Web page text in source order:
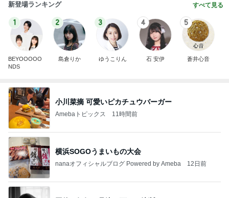
新登場ランキング すべて見る
1
BEYOOOOO
NDS
2
島倉りか
3
ゆうこりん
4
石 安伊
5
蒼井心音
小川菜摘 可愛いピカチュウバーガー
Amebaトピックス 11時間前
横浜SOGOうまいもの大会
nanaオフィシャルブログ Powered by Ameba 12日前